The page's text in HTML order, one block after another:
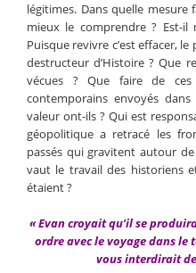
légitimes. Dans quelle
mieux le comprendre ? Est-
Puisque revivre c’est effacer,
destructeur d’Histoire ? Que
vécues ? Que faire de ces
contemporains envoyés
valeur ont-ils ? Qui est
géopolitique a retracé les
passés qui gravitent autour
vaut le travail des historiens
étaient ?
« Evan croyait qu’il se
ordre avec le voyage dans le
vous interdirait